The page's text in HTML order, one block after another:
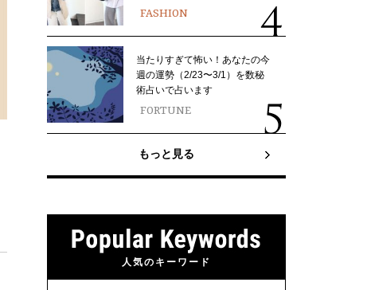
FASHION
当たりすぎて怖い！あなたの今
週の運勢（2/23〜3/1）を数秘
術占いで占います
FORTUNE
もっと見る
人気のキーワード